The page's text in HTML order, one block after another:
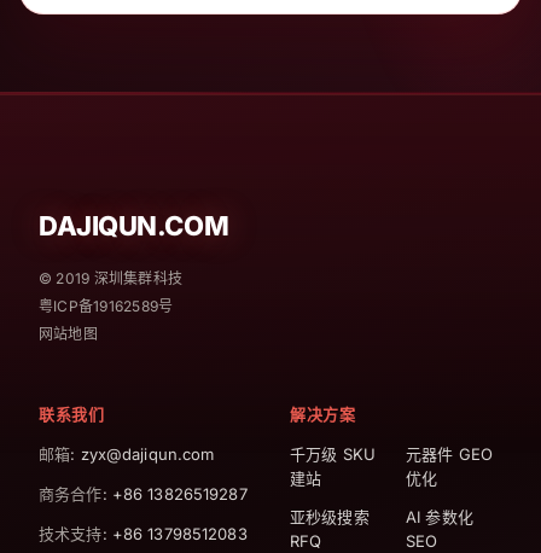
DAJIQUN.COM
© 2019 深圳集群科技
粤ICP备19162589号
网站地图
联系我们
邮箱: zyx@dajiqun.com
商务合作: +86 13826519287
技术支持: +86 13798512083
解决方案
千万级 SKU
建站
元器件 GEO
优化
亚秒级搜索
RFQ
AI 参数化
SEO